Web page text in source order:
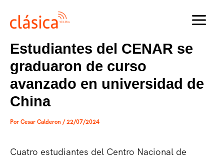
Estudiantes del CENAR se
graduaron de curso
avanzado en universidad de
China
PorCesar Calderon /22/07/2024
Cuatro estudiantes del Centro Nacional de